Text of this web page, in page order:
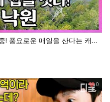
! 풍요로운 매일을 산다는 캐나
고립낙원
0